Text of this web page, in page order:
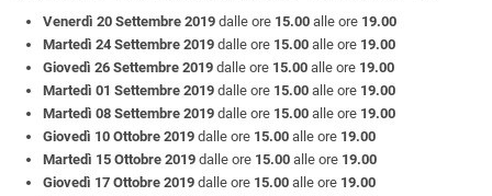
Venerdì 20 Settembre 2019 dalle ore 15.00 alle ore 19.00
Martedì 24 Settembre 2019 dalle ore 15.00 alle ore 19.00
Giovedì 26 Settembre 2019 dalle ore 15.00 alle ore 19.00
Martedì 01 Settembre 2019 dalle ore 15.00 alle ore 19.00
Martedì 08 Settembre 2019 dalle ore 15.00 alle ore 19.00
Giovedì 10 Ottobre 2019 dalle ore 15.00 alle ore 19.00
Martedì 15 Ottobre 2019 dalle ore 15.00 alle ore 19.00
Giovedì 17 Ottobre 2019 dalle ore 15.00 alle ore 19.00